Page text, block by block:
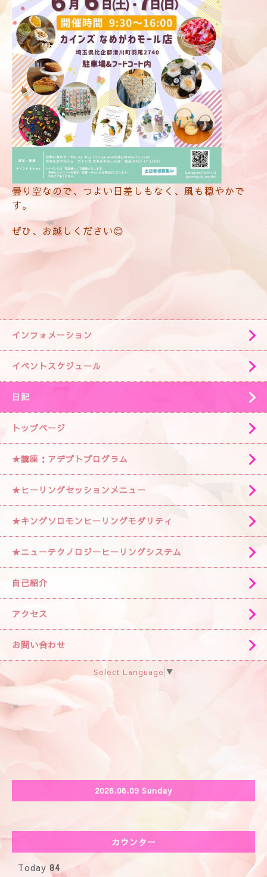
曇り空なので、つよい日差しもなく、風も穏やかで
す。
ぜひ、お越しください😊
インフォメーション
イベントスケジュール
日記
トップページ
★講座：アデプトプログラム
★ヒーリングセッションメニュー
★キングソロモンヒーリングモダリティ
★ニューテクノロジーヒーリングシステム
自己紹介
アクセス
お問い合わせ
Select Language ▼
2026.08.09 Sunday
カウンター
Today 84